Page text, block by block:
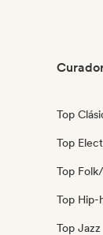
Top
Top
Top
Top Hip-
Top Jazz